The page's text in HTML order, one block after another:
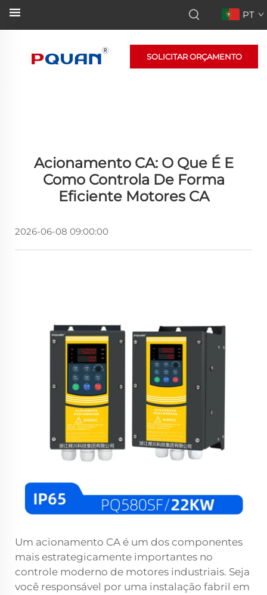
PT
SOLICITAR ORÇAMENTO
Acionamento CA: O Que É E
Como Controla De Forma
Eficiente Motores CA
2026-06-08 09:00:00
Um acionamento CA é um dos componentes
mais estrategicamente importantes no
controle moderno de motores industriais. Seja
você responsável por uma instalação fabril em